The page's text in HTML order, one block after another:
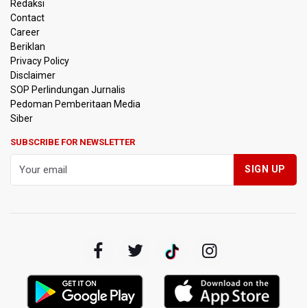
Lawan Persib Bandung
Dari Literasi Teks ke Literasi Multimodal
Kemenag Terbitkan 40 Buku Digital Pendidikan Agama
Islam, Dapat Diunduh Gratis
Polda Metro Jaya Pulangkan Tiga WNI Korban TPPO dari
Libya
995 Senjata Api Ditemukan di Sekolah Swasta di Pondok
Pemerintah Gelar Operasi Modifikasi Cuaca Percepat
Redaksi
Contact
Career
Beriklan
Privacy Policy
Disclaimer
SOP Perlindungan Jurnalis
Pedoman Pemberitaan Media
Siber
SUBSCRIBE FOR NEWSLETTER